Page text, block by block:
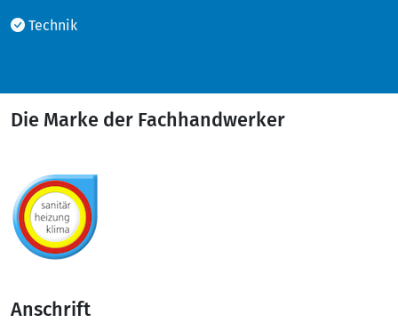
Technik
Die Marke der Fachhandwerker
Anschrift